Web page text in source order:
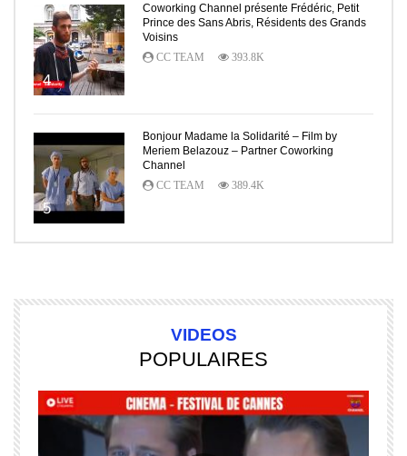
4
Coworking Channel présente Frédéric, Petit
Prince des Sans Abris, Résidents des Grands
Voisins
CC TEAM
393.8K
5
Bonjour Madame la Solidarité – Film by
Meriem Belazouz – Partner Coworking
Channel
CC TEAM
389.4K
VIDEOS
POPULAIRES